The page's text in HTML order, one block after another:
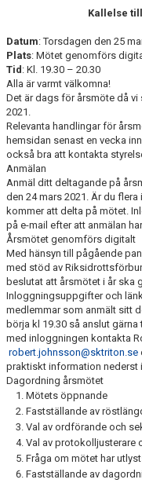
Kallelse
Datum: Torsdagen den 25
Plats: Mötet genomförs
Tid : Kl. 19.30 – 20.30
Alla är varmt välkomna!
Det är dags för årsmöte då
2021.
Relevanta handlingar för
hemsidan senast en vecka
också bra att kontakta
Anmälan
Anmäl ditt deltagande på
den 24 mars 2021. Är du
kommer att delta på mötet.
på e-mail efter att anmälan
Årsmötet genomförs digitalt
Med hänsyn till pågående
med stöd av
beslutat att årsmötet i år ska
Inloggningsuppgifter och
medlemmar som anmält sitt
börja kl 19.30 så anslut
med inloggningen kontakta
robert.johnsson@sktriton.se
praktiskt information nederst
Dagordning årsmötet
Mötets öppnande
Fastställande av
Val av ordförande och
Val av protokolljusterare
Fråga om mötet har
Fastställande av